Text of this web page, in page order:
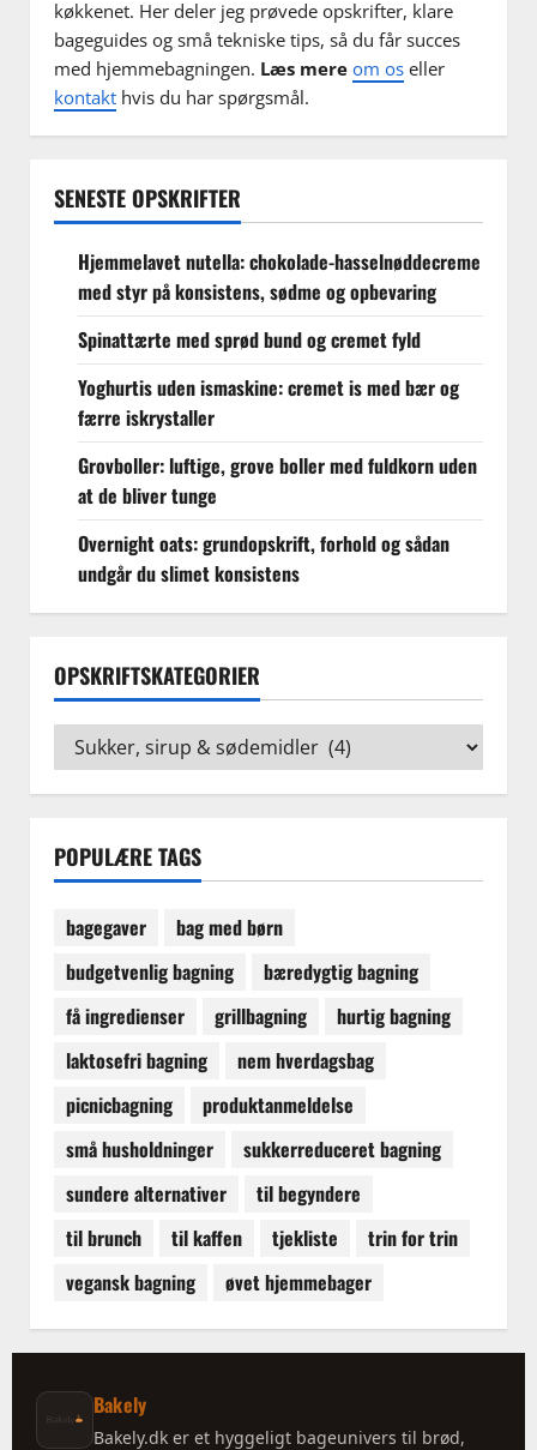
køkkenet. Her deler jeg prøvede opskrifter, klare
bageguides og små tekniske tips, så du får succes
med hjemmebagningen. Læs mere om os eller
kontakt hvis du har spørgsmål.
SENESTE OPSKRIFTER
Hjemmelavet nutella: chokolade-hasselnøddecreme
med styr på konsistens, sødme og opbevaring
Spinattærte med sprød bund og cremet fyld
Yoghurtis uden ismaskine: cremet is med bær og
færre iskrystaller
Grovboller: luftige, grove boller med fuldkorn uden
at de bliver tunge
Overnight oats: grundopskrift, forhold og sådan
undgår du slimet konsistens
OPSKRIFTSKATEGORIER
Opskriftskategorier
POPULÆRE TAGS
bagegaver
bag med børn
budgetvenlig bagning
bæredygtig bagning
få ingredienser
grillbagning
hurtig bagning
laktosefri bagning
nem hverdagsbag
picnicbagning
produktanmeldelse
små husholdninger
sukkerreduceret bagning
sundere alternativer
til begyndere
til brunch
til kaffen tjekliste
trin for trin
vegansk bagning
øvet hjemmebager
Bakely
Bakely.dk er et hyggeligt bageunivers til brød,